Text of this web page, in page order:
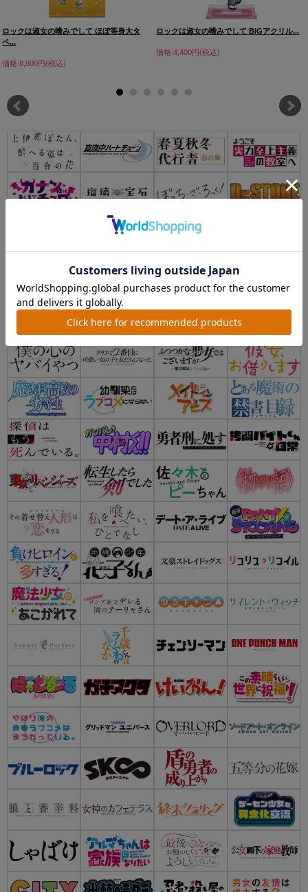
ロックは淑女の嗜みでして ほぼ等身大タ
ペ...
価格:8,800円(税込)
ロックは淑女の嗜みでして BIGアクリル...
価格:4,400円(税込)